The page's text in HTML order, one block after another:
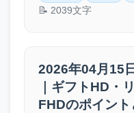
📝 2039文字
2026年04月15
｜ギフトHD・
FHDのポイン